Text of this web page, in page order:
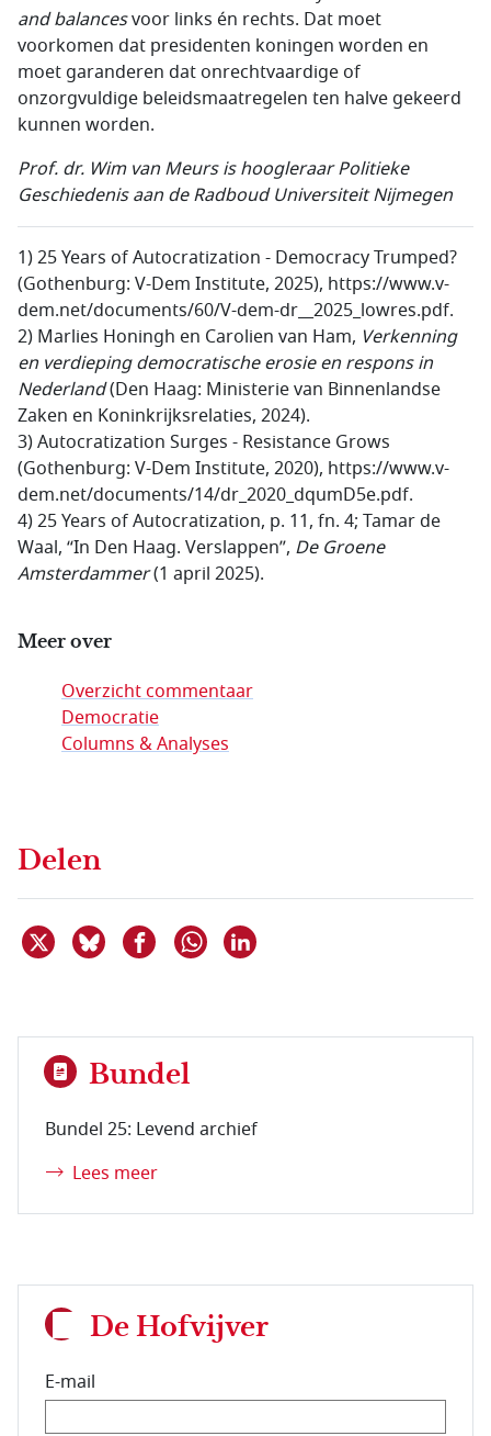
and balancesvoor links én rechts. Dat moet
voorkomen dat presidenten koningen worden en
moet garanderen dat onrechtvaardige of
onzorgvuldige beleidsmaatregelen ten halve gekeerd
kunnen worden.
Prof. dr. Wim van Meurs is hoogleraar Politieke
Geschiedenis aan de Radboud Universiteit Nijmegen
1) 25 Years of Autocratization - Democracy Trumped?
(Gothenburg: V-Dem Institute, 2025), https://www.v-
dem.net/documents/60/V-dem-dr__2025_lowres.pdf.
2) Marlies Honingh en Carolien van Ham, Verkenning
en verdieping democratische erosie en respons in
Nederland(Den Haag: Ministerie van Binnenlandse
Zaken en Koninkrĳksrelaties, 2024).
3)Autocratization Surges - Resistance Grows
(Gothenburg: V-Dem Institute, 2020), https://www.v-
dem.net/documents/14/dr_2020_dqumD5e.pdf.
4)25 Years of Autocratization, p. 11, fn. 4; Tamar de
Waal, “In Den Haag. Verslappen”, De Groene
Amsterdammer(1 april 2025).
Meer over
Overzicht commentaar
Democratie
Columns & Analyses
Delen
Deel dit item op X
Deel dit item op Bluesky
Deel dit item op Facebook
Delen via WhatsApp
Bundel
Bundel 25: Levend archief
Lees meer
De Hofvijver
E-mail